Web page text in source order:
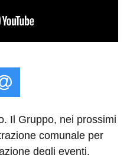
Il Gruppo, nei prossimi
comunale per
degli eventi.